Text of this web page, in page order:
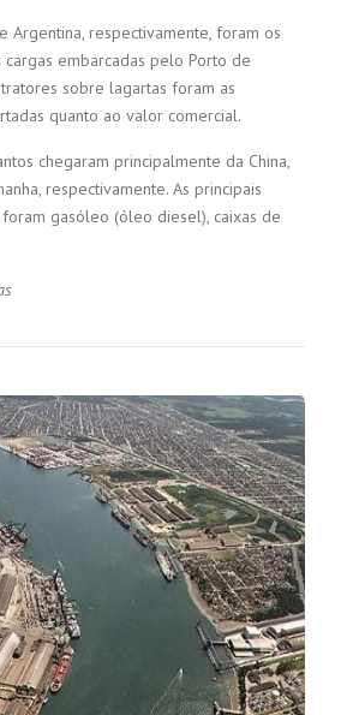
Argentina, respectivamente, foram os
embarcadas pelo Porto de
sobre lagartas foram as
quanto ao valor comercial.
chegaram principalmente da China,
respectivamente. As principais
gasóleo (óleo diesel), caixas de